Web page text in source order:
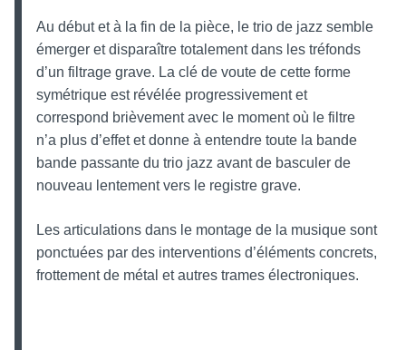
Au début et à la fin de la pièce, le trio de jazz semble
émerger et disparaître totalement dans les tréfonds
d’un filtrage grave. La clé de voute de cette forme
symétrique est révélée progressivement et
correspond brièvement avec le moment où le filtre
n’a plus d’effet et donne à entendre toute la bande
bande passante du trio jazz avant de basculer de
nouveau lentement vers le registre grave.
Les articulations dans le montage de la musique sont
ponctuées par des interventions d’éléments concrets,
frottement de métal et autres trames électroniques.